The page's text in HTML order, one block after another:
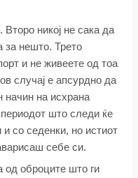
никој не сака да
за нешто. Трето
и не живеете од тоа
случај е апсурдно да
начин на исхрана
што следи ќе
и со седенки, но истиот
себе си.
од оброците што ги